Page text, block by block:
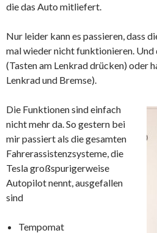
die das Auto mitliefert.
Nur leider kann es passieren, dass
mal wieder nicht funktionieren. Und
(Tasten am Lenkrad drücken) oder
Lenkrad und Bremse).
Die Funktionen sind einfach
nicht mehr da. So gestern bei
mir passiert als die gesamten
Fahrerassistenzsysteme, die
Tesla großspurigerweise
Autopilot nennt, ausgefallen
sind
Tempomat